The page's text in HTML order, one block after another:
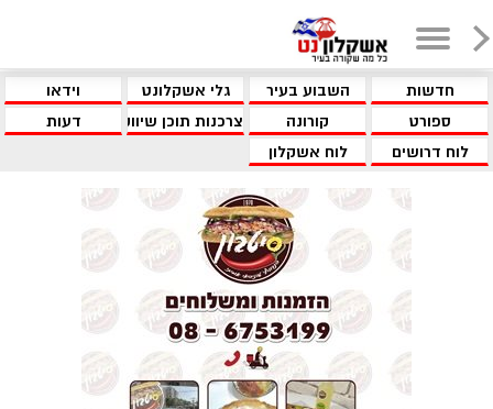
חדשות השבוע בעיר גלי אשקלונט
וידאו
ספורט
קורונה צרכנות תוכן שיווקי
דעות
לוח דרושים
לוח אשקלון